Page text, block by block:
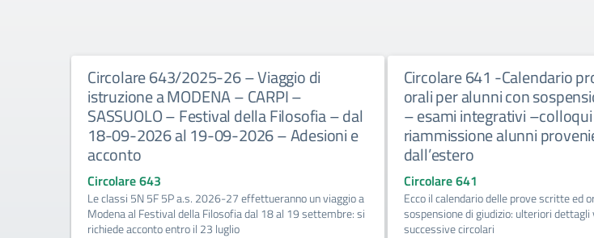
Circolare 643/2025-26 – Viaggio di
istruzione a MODENA – CARPI –
SASSUOLO – Festival della Filosofia – dal
18-09-2026 al 19-09-2026 – Adesioni e
acconto
Circolare 643
Le classi 5N 5F 5P a.s. 2026-27 effettueranno un viaggio a
Modena al Festival della Filosofia dal 18 al 19 settembre: si
richiede acconto entro il 23 luglio
Circolare 641 -Calendario
orali per alunni con
– esami integrativi
riammissione alunni
dall’estero
Circolare 641
Ecco il calendario delle prove scritte ed
sospensione di giudizio: ulteriori
successive circolari